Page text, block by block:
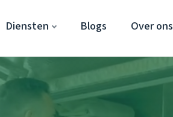
Diensten Blogs Over ons